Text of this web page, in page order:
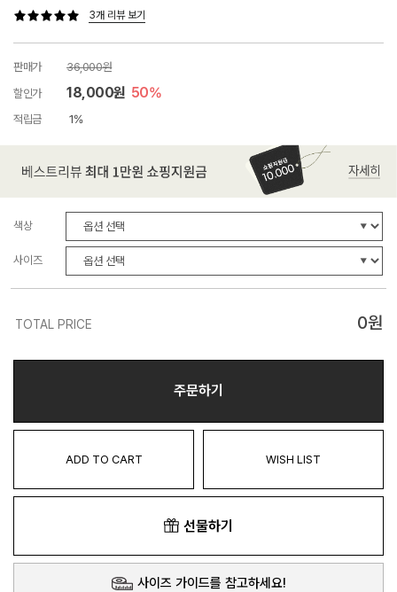
3개 리뷰 보기
판매가
36,000원
할인가
18,000원 50%
적립금 1%
색상
사이즈
TOTAL PRICE 0원
주문하기
ADD TO CART WISH LIST
선물하기
사이즈 가이드를 참고하세요!